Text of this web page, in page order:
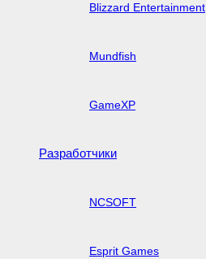
Blizzard Entertainment
Mundfish
GameXP
Разработчики
NCSOFT
Esprit Games